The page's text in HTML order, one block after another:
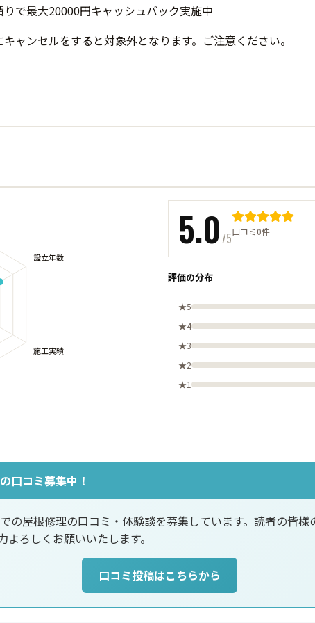
ャンセルをすると対象外となります。ご注意ください。
5.0/5口コミ0件
評価の分布
★5
★4
★3
★2
★1
口コミ募集中！
の屋根修理の口コミ・体験談を募集しています。読者の皆
ろしくお願いいたします。
口コミ投稿はこちらから